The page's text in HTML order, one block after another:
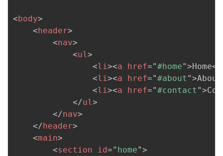
<body>
<header>
<nav>
<ul>
<li><a href="#home">Home</
<li><a href="#about ">About
<li><a href="#contact ">
</ul>
</nav>
</header>
<main>
<section id=" home">